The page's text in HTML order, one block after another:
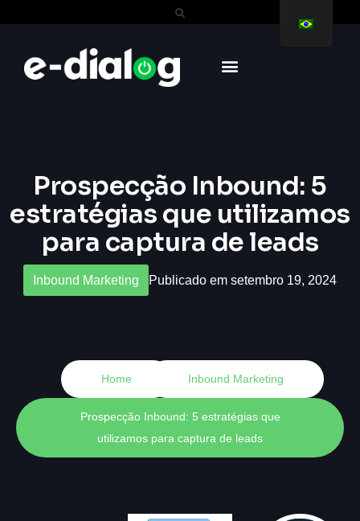
Prospecção Inbound: 5
estratégias que utilizamos
para captura de leads
Inbound Marketing Publicado em setembro 19, 2024
Home Inbound Marketing
Prospecção Inbound: 5 estratégias que
utilizamos para captura de leads